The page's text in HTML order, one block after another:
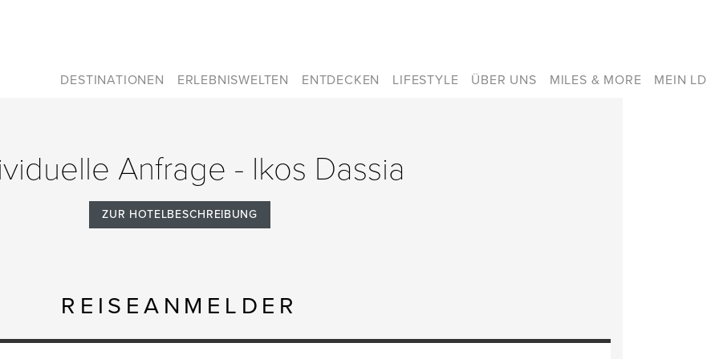
DESTINATIONEN ERLEBNISWELTEN ENTDECKEN LIFESTYLE ÜBER UNS MILES & MORE MEIN LD
Anfrage - Ikos Dassia
ZUR HOTELBESCHREIBUNG
REISEANMELDER